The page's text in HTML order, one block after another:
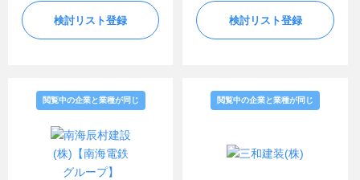
検討リスト登録 検討リスト登録
閲覧中の企業と業種が同じ 閲覧中の企業と業種が同じ